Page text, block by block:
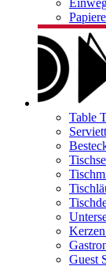
Table
Guest